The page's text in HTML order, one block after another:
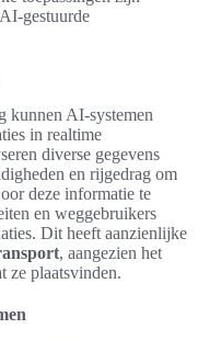
gestuurde
kunnen AI-systemen
in realtime
diverse gegevens
en rijgedrag om
deze informatie te
en weggebruikers
Dit heeft aanzienlijke
, aangezien het
ze plaatsvinden.